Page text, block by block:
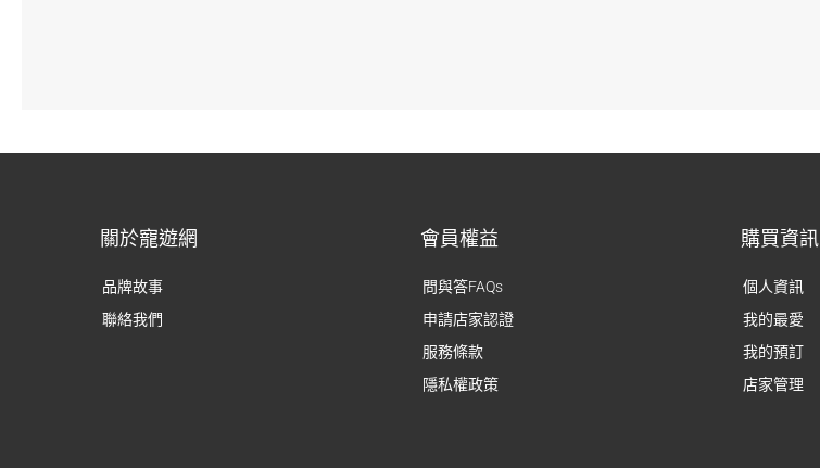
關於寵遊網
品牌故事
聯絡我們
會員權益
問與答FAQs
申請店家認證
服務條款
隱私權政策
購買資訊
個人資訊
我的最愛
我的預訂
店家管理